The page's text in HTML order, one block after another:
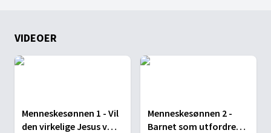
VIDEOER
Menneskesønnen 1 - Vil
den virkelige Jesus være
Menneskesønnen 2 -
Barnet som utfordret